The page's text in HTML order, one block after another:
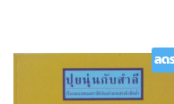
ลด